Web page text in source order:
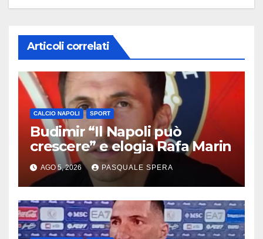
Articoli correlati
CALCIO NAPOLI SPORT
Budimir “Il Napoli può
crescere” e elogia Rafa Marin
AGO 5, 2026 PASQUALE SPERA